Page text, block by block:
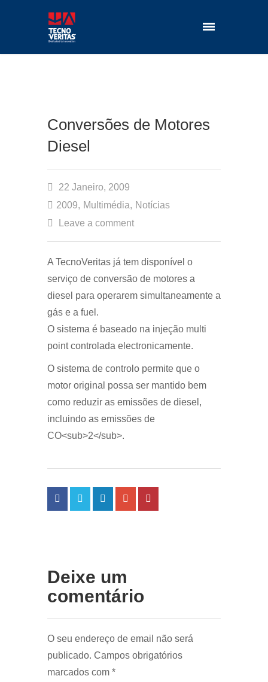
Conversões de Motores
Diesel
22 Janeiro, 2009
2009, Multimédia, Notícias
Leave a comment
A TecnoVeritas já tem disponível o
serviço de conversão de motores a
diesel para operarem simultaneamente a
gás e a fuel.
O sistema é baseado na injeção multi
point controlada electronicamente.
O sistema de controlo permite que o
motor original possa ser mantido bem
como reduzir as emissões de diesel,
incluindo as emissões de
CO<sub>2</sub>.
Deixe um
comentário
O seu endereço de email não será
publicado. Campos obrigatórios
marcados com *